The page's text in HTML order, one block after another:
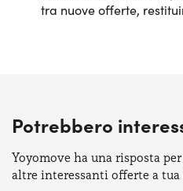
tra nuove offerte,
Potrebbero
Yoyomove ha una risposta
altre interessanti offerte a tua